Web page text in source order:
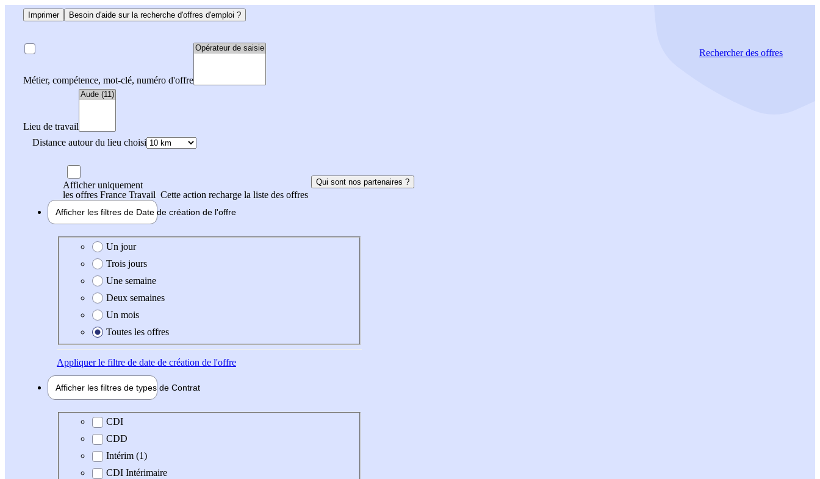
Imprimer Besoin d'aide sur la recherche d'offres d'emploi ?
Métier, compétence, mot-clé, numéro d'offre
Lieu de travail
Distance autour du lieu choisi
Rechercherdes offres
Afficher uniquement
les offres France Travail Cette action recharge la liste des offres
Qui sont nos partenaires ?
Afficher les filtres de Date de création de l'offre
Date de création de l'offre
Un jour
Trois jours
Une semaine
Deux semaines
Un mois
Toutes les offres
Appliquerle filtre de date de création de l'offre
Afficher les filtres de types de Contrat
Type de contrat
CDI
CDD
Intérim (1)
CDI Intérimaire